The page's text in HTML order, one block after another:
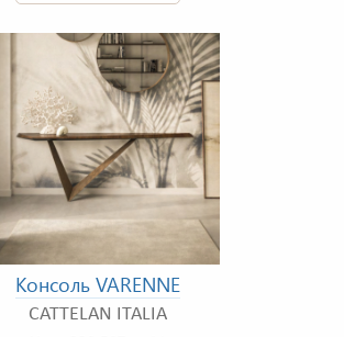
Консоль VARENNE
CATTELAN ITALIA